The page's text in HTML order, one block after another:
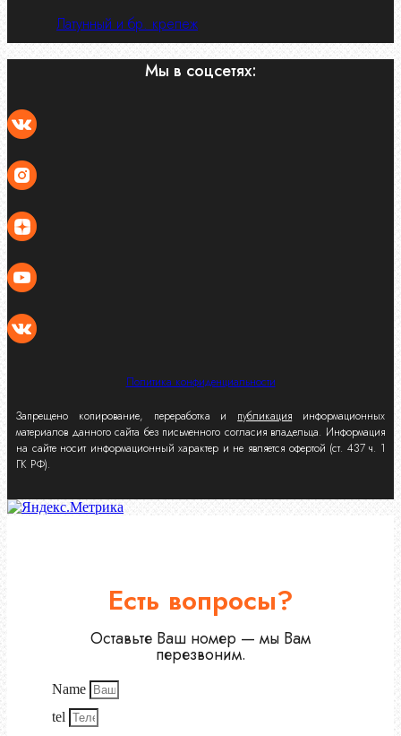
Латунный и бр. крепеж
Мы в соцсетях:
Политика конфиденциальности
Запрещено копирование, переработка и публикация информационных
материалов данного сайта без письменного согласия владельца. Информация
на сайте носит информационный характер и не является офертой (ст. 437 ч. 1
ГК РФ).
Есть вопросы?
Оставьте Ваш номер — мы Вам
перезвоним.
Name
tel